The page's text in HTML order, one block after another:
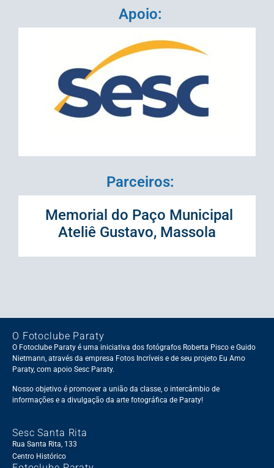
Apoio:
Parceiros:
Memorial do Paço Municipal
Ateliê Gustavo, Massola
O Fotoclube Paraty
O Fotoclube Paraty é uma iniciativa dos fotógrafos Roberta Pisco e Guido
Nietmann, através da empresa Fotos Incríveis e de seu projeto Eu Amo
Paraty, com apoio Sesc Paraty.
Nosso objetivo é promover a união da classe, o intercâmbio de
informações e a divulgação da arte fotográfica de Paraty!
Sesc Santa Rita
Rua Santa Rita, 133
Centro Histórico